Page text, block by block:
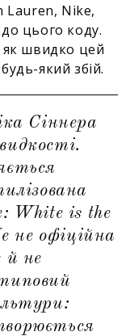
Lauren, Nike,
цього коду.
швидко цей
який збій.
Сіннера
White is the
не офіційна
й не